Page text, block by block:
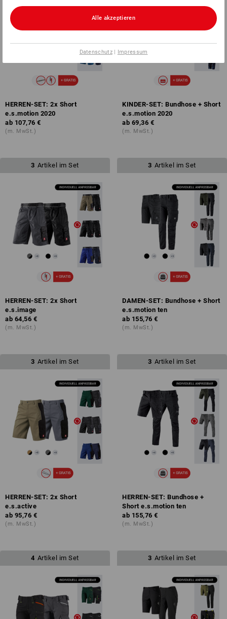
HERREN-SET: 2x Short
e.s.motion 2020
ab 107,76 €
(m. MwSt.)
KINDER-SET: Bundhose + Short
e.s.motion 2020
ab 69,36 €
(m. MwSt.)
3 Artikel im Set
HERREN-SET: 2x Short
e.s.image
ab 64,56 €
(m. MwSt.)
3 Artikel im Set
DAMEN-SET: Bundhose + Short
e.s.motion ten
ab 155,76 €
(m. MwSt.)
3 Artikel im Set
HERREN-SET: 2x Short
e.s.active
ab 95,76 €
(m. MwSt.)
3 Artikel im Set
HERREN-SET: Bundhose +
Short e.s.motion ten
ab 155,76 €
(m. MwSt.)
4 Artikel im Set 3 Artikel im Set
Alle akzeptieren
Datenschutz| Impressum